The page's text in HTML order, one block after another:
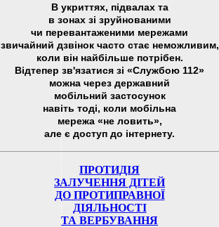
В укриттях, підвалах та
в зонах зі зруйнованими
чи перевантаженими мережами
звичайний дзвінок часто стає неможливим,
коли він найбільше потрібен.
Відтепер зв'язатися зі «Службою 112»
можна через державний
мобільний застосунок
навіть тоді, коли мобільна
мережа «не ловить»,
але є доступ до інтернету.
ПРОТИДІЯ
ЗАЛУЧЕННЯ ДІТЕЙ
ДО ПРОТИПРАВНОЇ
ДІЯЛЬНОСТІ
ТА ВЕРБУВАННЯ